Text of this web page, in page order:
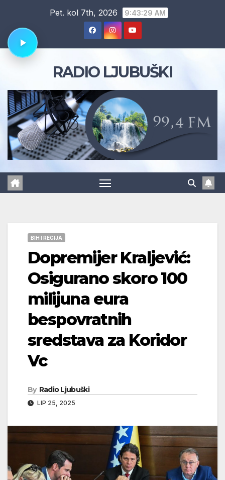
content
Pet. kol 7th, 2026 9:43:30 AM
RADIO LJUBUŠKI
BIH I REGIJA
Dopremijer Kraljević:
Osigurano skoro 100
milijuna eura
bespovratnih
sredstava za Koridor
Vc
By Radio Ljubuški
LIP 25, 2025